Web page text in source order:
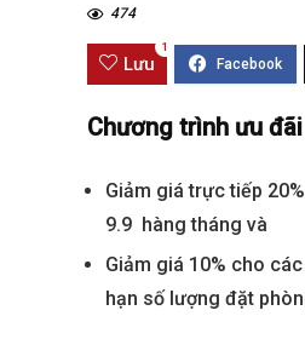
474
Lưu
1
Chương trình ưu
Giảm giá trực tiếp
9.9 hàng tháng và
Giảm giá 10% cho
hạn số lượng đặt